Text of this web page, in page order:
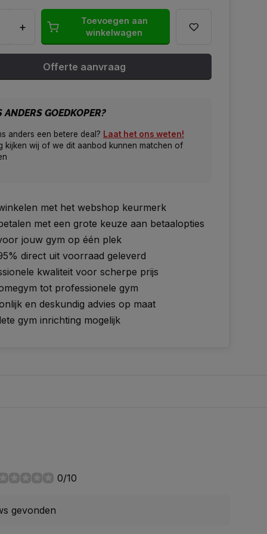
+
Toevoegen aan
winkelwagen
Offerte aanvraag
ANDERS GOEDKOPER?
anders een betere deal? Laat het ons weten!
kijken wij of we dit aanbod kunnen matchen of
met het webshop keurmerk
met een grote keuze aan betaalopties
jouw gym op één plek
direct uit voorraad geleverd
kwaliteit voor scherpe prijs
tot professionele gym
en deskundig advies op maat
gym inrichting mogelijk
0/10
gevonden